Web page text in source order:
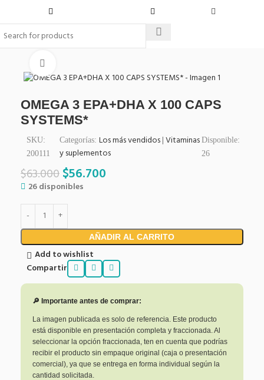
OMEGA 3 EPA+DHA X 100 CAPS
SYSTEMS*
SKU:
200111
Categorías: Los más vendidos|Vitaminas
y suplementos
Disponible:
26
$63.000$56.700
26 disponibles
AÑADIR AL CARRITO
Add to wishlist
Compartir
🔎 Importante antes de comprar:
La imagen publicada es solo de referencia. Este producto
está disponible en presentación completa y fraccionada. Al
seleccionar la opción fraccionada, ten en cuenta que podrías
recibir el producto sin empaque original (caja o presentación
comercial), ya que se entrega en forma individual según la
cantidad solicitada.